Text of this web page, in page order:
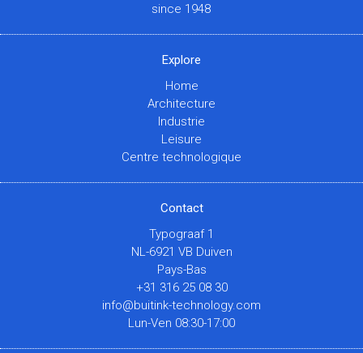
since 1948
Explore
Home
Architecture
Industrie
Leisure
Centre technologique
Contact
Typograaf 1
NL-6921 VB Duiven
Pays-Bas
+31 316 25 08 30
info@buitink-technology.com
Lun-Ven 08:30-17:00